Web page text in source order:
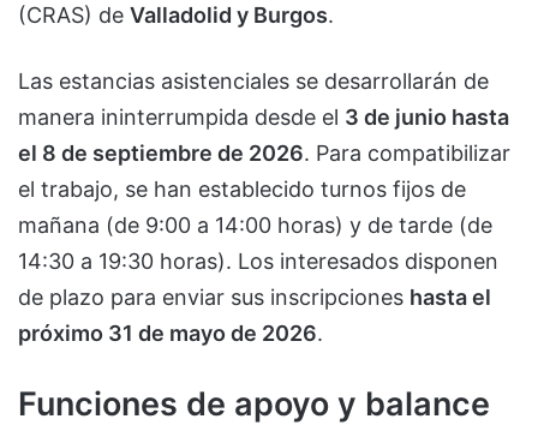
(CRAS) de Valladolid y Burgos.
Las estancias asistenciales se desarrollarán de
manera ininterrumpida desde el 3 de junio hasta
el 8 de septiembre de 2026. Para compatibilizar
el trabajo, se han establecido turnos fijos de
mañana (de 9:00 a 14:00 horas) y de tarde (de
14:30 a 19:30 horas). Los interesados disponen
de plazo para enviar sus inscripciones hasta el
próximo 31 de mayo de 2026.
Funciones de apoyo y balance